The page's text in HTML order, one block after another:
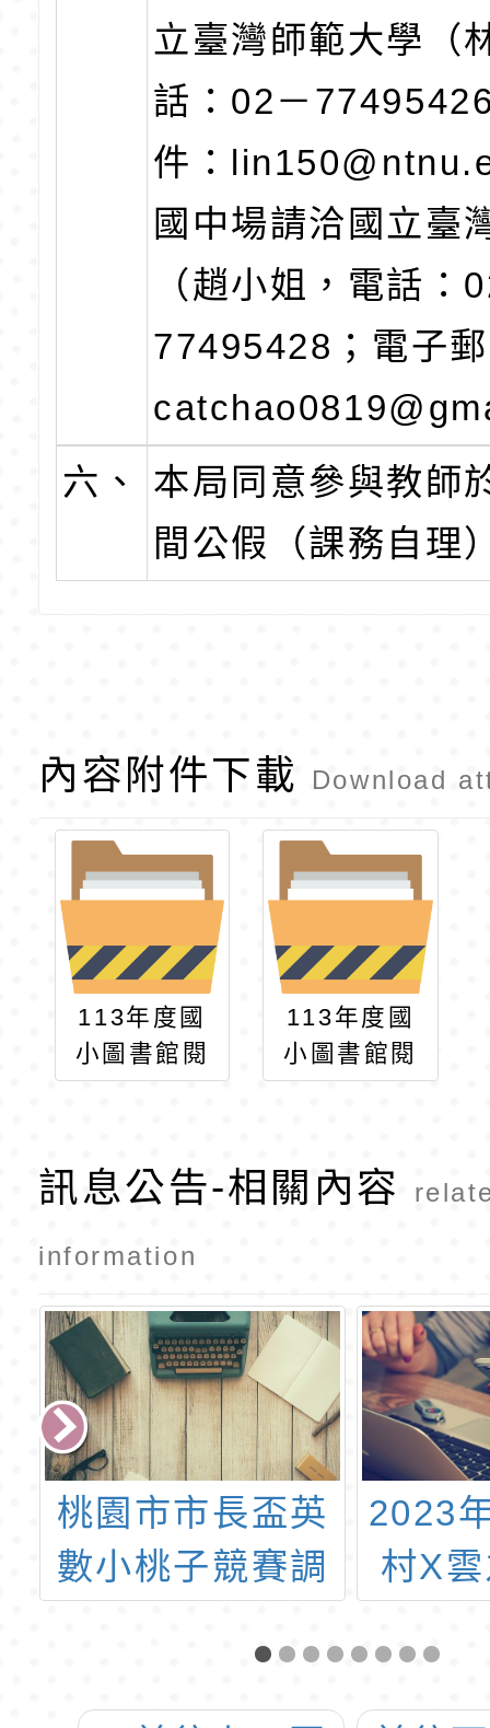
立臺灣師範大學（
話：02－
件：
國中場請洽國立臺
（趙小姐，電話：
77495428；電子
六、
本局同意參與教師
間公假（課務自理
內容附件下載 Download
113年度國
小圖書館閱
讀推動教師
進階課程2
113年度國
小圖書館閱
讀推動教師
進階課程
訊息公告-相關內容
information
桃園市市長盃英
數小桃子競賽調
日星期日下午
2023
村X